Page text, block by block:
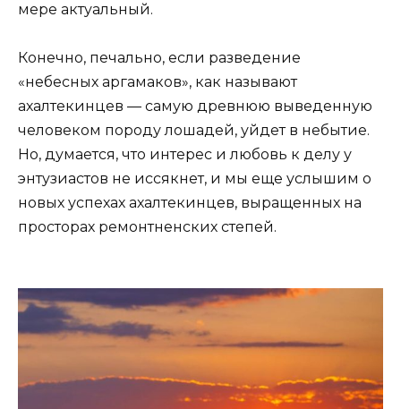
мере актуальный.
Конечно, печально, если разведение
«небесных аргамаков», как называют
ахалтекинцев — самую древнюю выведенную
человеком породу лошадей, уйдет в небытие.
Но, думается, что интерес и любовь к делу у
энтузиастов не иссякнет, и мы еще услышим о
новых успехах ахалтекинцев, выращенных на
просторах ремонтненских степей.